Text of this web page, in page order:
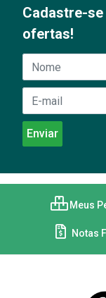
Cadastre-
ofertas!
Meus
Notas